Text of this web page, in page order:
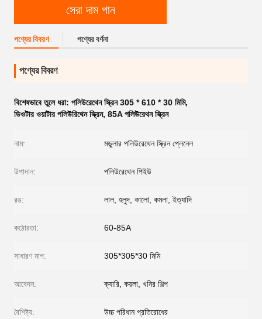
সেরা দাম পান
পণ্যের বিবরণ পণ্যের বর্ণনা
পণ্যের বিবরণ
বিশেষভাবে তুলে ধরা: পলিউরেথেন স্ক্রিন 305 * 610 * 30 মিমি,
ডিওটার ওয়াটার পলিউরিথেন স্ক্রিন, 85A পলিউরেথন স্ক্রিন
নাম: মডুলার পলিউরেথেন স্ক্রিন প্লেনেল
উপাদান: পলিউরেথেন পিইউ
রঙ: লাল, হলুদ, কালো, কমলা, ইত্যাদি
কঠোরতা: 60-85A
সাধারণ মাপ: 305*305*30 মিমি
আবেদন: ক্যারি, কয়লা, খনির শিল্প
বৈশিষ্ট্য: উচ্চ পরিধান প্রতিরোধের